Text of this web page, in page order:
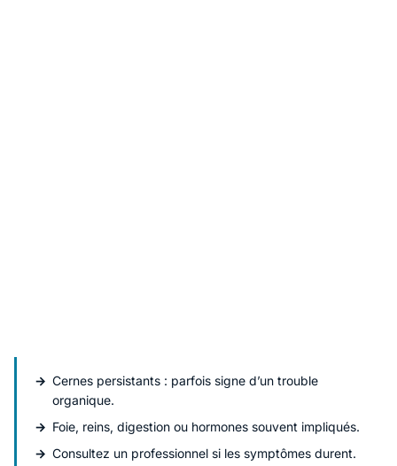
Cernes persistants : parfois signe d’un trouble
organique.
Foie, reins, digestion ou hormones souvent impliqués.
Consultez un professionnel si les symptômes durent.